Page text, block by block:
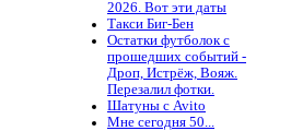
2026. Вот эти даты
Такси Биг-Бен
Остатки футболок с
прошедших событий -
Дроп, Истрёж, Вояж.
Перезалил фотки.
Шатуны с Avito
Мне сегодня 50...